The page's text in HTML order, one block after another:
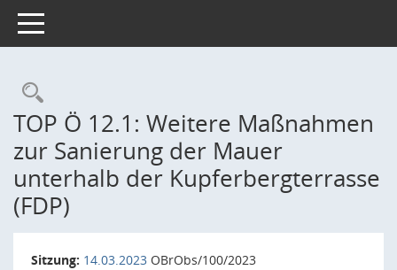
Toggle navigation
Rechercheauswahl
TOP Ö 12.1: Weitere Maßnahmen
zur Sanierung der Mauer
unterhalb der Kupferbergterrasse
(FDP)
Sitzung: 14.03.2023 OBrObs/100/2023